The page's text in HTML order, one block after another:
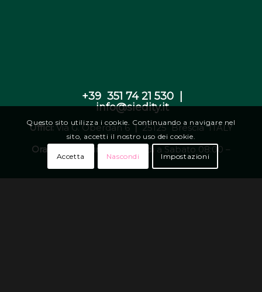
+39 351 74 21 530 |
info@siedity.it
Uffici:Via G. Oberdan 6|25125 Brescia ITALY
Orari di apertura:
da Lunedì a Sabato 08:00 –
Questo sito utilizza i cookie. Continuando a navigare nel
sito, accetti il nostro uso dei cookie.
Accetta Nascondi Impostazioni